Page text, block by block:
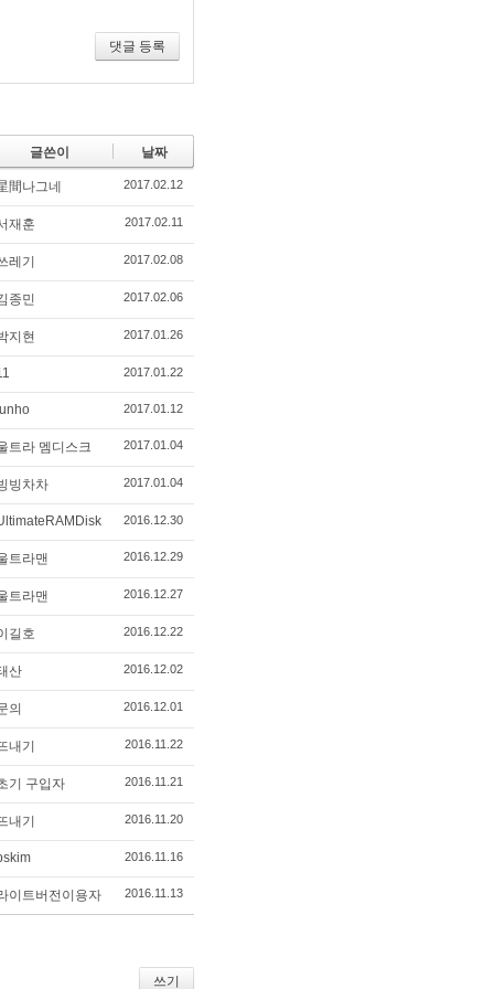
댓글 등록
글쓴이 날짜
間나그네 2017.02.12
재훈 2017.02.11
레기 2017.02.08
종민 2017.02.06
지현 2017.01.26
2017.01.22
2017.01.12
트라 멤디스크 2017.01.04
빙차차 2017.01.04
2016.12.30
트라맨 2016.12.29
트라맨 2016.12.27
길호 2016.12.22
산 2016.12.02
의 2016.12.01
내기 2016.11.22
기 구입자 2016.11.21
내기 2016.11.20
2016.11.16
이트버전이용자 2016.11.13
쓰기